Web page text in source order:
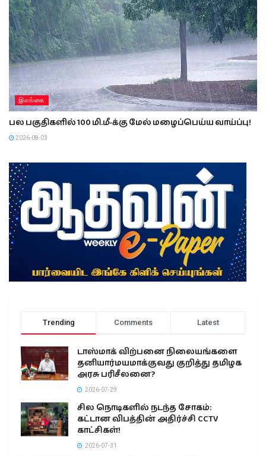
இலங்கை
பல பகுதிகளில் 100 மி.மீ-க்கு மேல் மழைப்பெய்ய வாய்ப்பு!
2026-08-03
Trending Comments Latest
டாஸ்மாக் விற்பனை நிலையங்களை
தனியார்மயமாக்குவது குறித்து தமிழக
அரசு பரிசீலனை?
2026-07-29
சில நொடிகளில் நடந்த சோகம்:
கட்டான விபத்தின் அதிர்ச்சி CCTV
காட்சிகள்!
2026-07-31